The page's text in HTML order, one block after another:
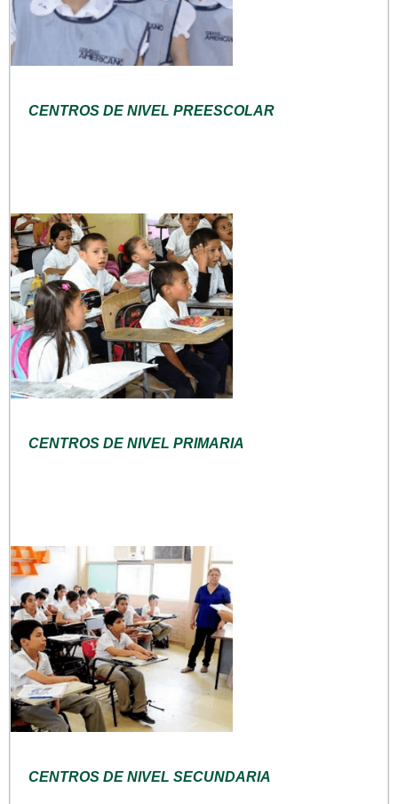
CENTROS DE NIVEL PREESCOLAR
CENTROS DE NIVEL PRIMARIA
CENTROS DE NIVEL SECUNDARIA